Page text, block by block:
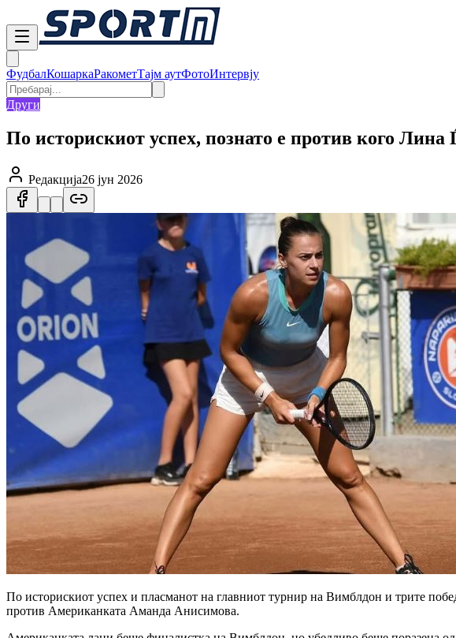
ФудбалКошаркаРакометТајм аутФотоИнтервју
Други
По историскиот успех, познато е против кого
Редакција26 јун 2026
По историскиот успех и пласманот на главниот турнир на Вимблдон и трите
против Американката Аманда Анисимова.